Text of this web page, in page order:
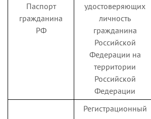
Паспорт
гражданина
РФ
удостоверяющих
личность
гражданина
Российской
Федерации на
территории
Российской
Федерации
Регистрационный